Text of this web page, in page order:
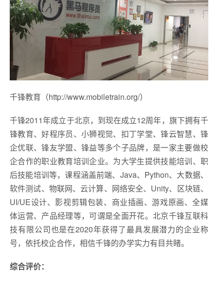
千锋教育（http://www.mobiletrain.org/）
千锋2011年成立于北京，到现在成立12周年，旗下拥有千
锋教育、好程序员、小狮视觉、扣丁学堂、锋云智慧、锋
企优联、锋友学盟、锋益等多个子品牌，是一家主要做校
企合作的职业教育培训企业。为大学生提供技能培训、职
后技能培训等，课程涵盖前端、Java、Python、大数据、
软件测试、物联网、云计算、网络安全、Unity、区块链、
UI/UE设计、影视剪辑包装、商业插画、游戏原画、全媒
体运营、产品经理等，可谓是全面开花。北京千锋互联科
技有限公司也是在2020年获得了最具发展潜力的企业称
号，依托校企合作，相信千锋的办学实力有目共睹。
综合评价：